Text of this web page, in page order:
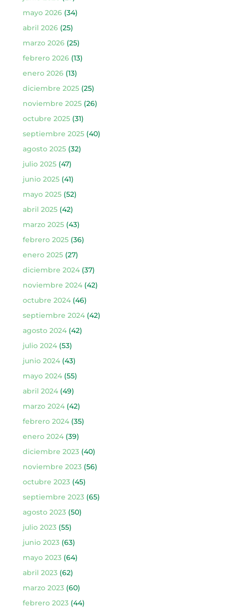
mayo 2026(34)
abril 2026(25)
marzo 2026(25)
febrero 2026(13)
enero 2026(13)
diciembre 2025(25)
noviembre 2025(26)
octubre 2025(31)
septiembre 2025(40)
agosto 2025(32)
julio 2025(47)
junio 2025(41)
mayo 2025(52)
abril 2025(42)
marzo 2025(43)
febrero 2025(36)
enero 2025(27)
diciembre 2024(37)
noviembre 2024(42)
octubre 2024(46)
septiembre 2024(42)
agosto 2024(42)
julio 2024(53)
junio 2024(43)
mayo 2024(55)
abril 2024(49)
marzo 2024(42)
febrero 2024(35)
enero 2024(39)
diciembre 2023(40)
noviembre 2023(56)
octubre 2023(45)
septiembre 2023(65)
agosto 2023(50)
julio 2023(55)
junio 2023(63)
mayo 2023(64)
abril 2023(62)
marzo 2023(60)
febrero 2023(44)